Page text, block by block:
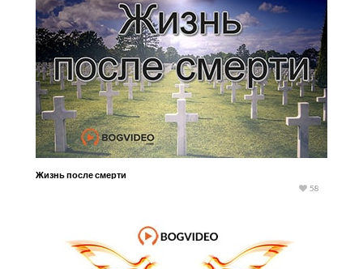
Жизнь после смерти
58